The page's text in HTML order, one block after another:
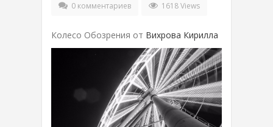
0 комментариев 1618 Views
Колесо Обозрения от Вихрова Кирилла